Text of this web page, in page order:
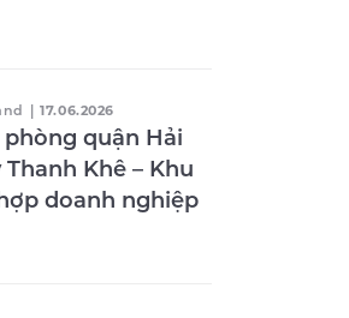
| 17.06.2026
phòng quận Hải
Khê – Khu
doanh nghiệp